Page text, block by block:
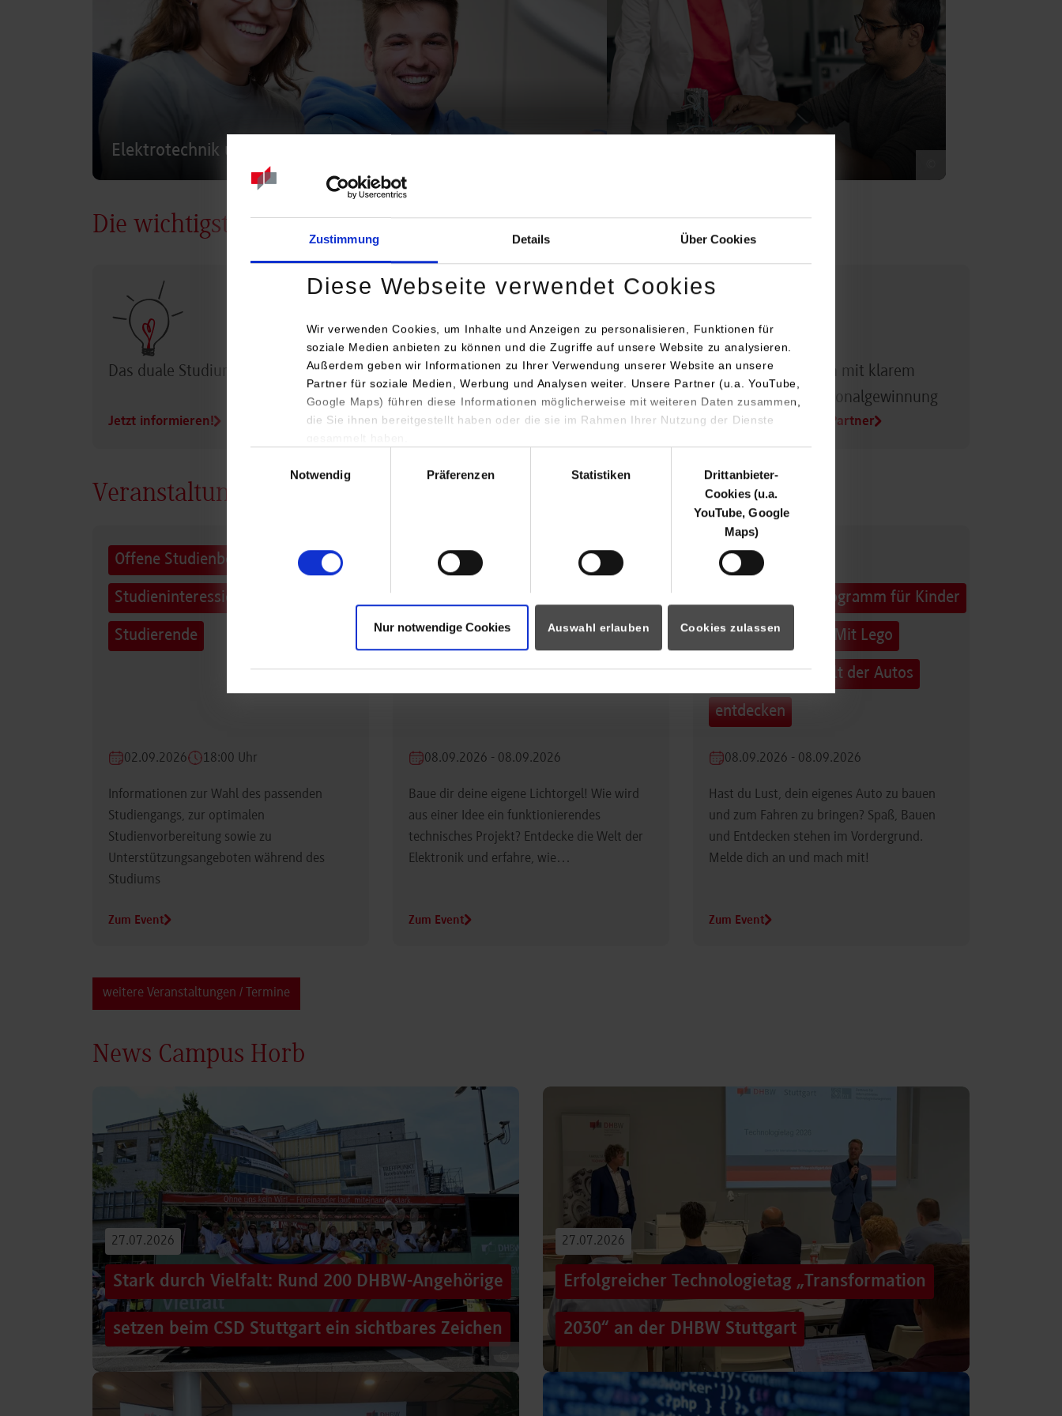
Zustimmung Details Über Cookies
Diese Webseite verwendet Cookies
Wir verwenden Cookies, um Inhalte und Anzeigen zu personalisieren, Funktionen für
soziale Medien anbieten zu können und die Zugriffe auf unsere Website zu analysieren.
Außerdem geben wir Informationen zu Ihrer Verwendung unserer Website an unsere
Partner für soziale Medien, Werbung und Analysen weiter. Unsere Partner (u.a. YouTube,
Google Maps) führen diese Informationen möglicherweise mit weiteren Daten zusammen,
die Sie ihnen bereitgestellt haben oder die sie im Rahmen Ihrer Nutzung der Dienste
Notwendig
Präferenzen Statistiken
Drittanbieter-
Cookies (u.a.
YouTube, Google
Maps)
Nur notwendige Cookies Auswahl erlauben Cookies zulassen
Elektrotechnik und Informationstechnik
Die wichtigsten Infos
Das duale Studium im Überblick
Jetzt informieren!
Der Campus Horb stellt sich vor
Profil des Campus Horb
Dualer Partner sein mit klarem
Vorteil bei der Personalgewinnung
Alle Infos für Duale Partner
Veranstaltungen Campus Horb
Offene Studienberatung für
Studieninteressierte und
Studierende
02.09.2026 18:00 Uhr
Informationen zur Wahl des passenden
Studiengangs, zur optimalen
Studienvorbereitung sowie zu
Unterstützungsangeboten während des
Studiums
Zum Event
32. Horber
Sommerferienprogramm für Kinder
und Jugendliche. Hobby Elektronik
Projekt
08.09.2026 - 08.09.2026
Baue dir deine eigene Lichtorgel! Wie wird
aus einer Idee ein funktionierendes
technisches Projekt? Entdecke die Welt der
Elektronik und erfahre, wie…
Zum Event
32. Horber
Sommerferienprogramm für Kinder
und Jugendliche: Mit Lego
Education die Welt der Autos
entdecken
08.09.2026 - 08.09.2026
Hast du Lust, dein eigenes Auto zu bauen
und zum Fahren zu bringen? Spaß, Bauen
und Entdecken stehen im Vordergrund.
Melde dich an und mach mit!
Zum Event
weitere Veranstaltungen / Termine
News Campus Horb
27.07.2026
Stark durch Vielfalt: Rund 200 DHBW-Angehörige
setzen beim CSD Stuttgart ein sichtbares Zeichen
Hunderttausende Menschen säumten am Samstag die Straßen der
Stuttgarter Innenstadt. Mitten im farbenfrohen Zug: ein eigener DHBW-
Truck, eine große…
27.07.2026
Erfolgreicher Technologietag „Transformation
2030“ an der DHBW Stuttgart
Wie gelingt Transformation in einer Zeit, in der sich Technologien, Märkte
und gesellschaftliche Rahmenbedingungen immer schneller verändern?
Genau…